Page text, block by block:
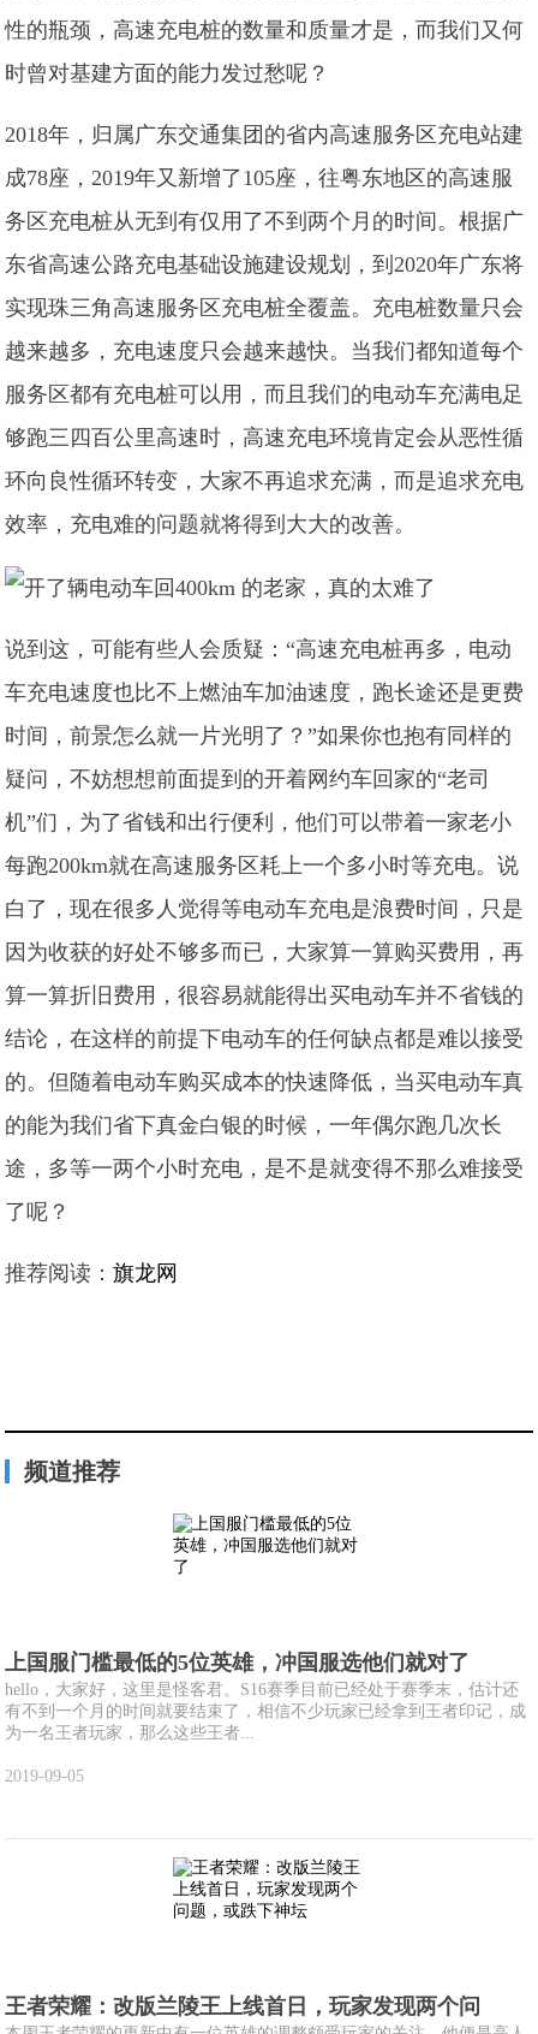
性的瓶颈，高速充电桩的数量和质量才是，而我们又何
时曾对基建方面的能力发过愁呢？
2018年，归属广东交通集团的省内高速服务区充电站建
成78座，2019年又新增了105座，往粤东地区的高速服
务区充电桩从无到有仅用了不到两个月的时间。根据广
东省高速公路充电基础设施建设规划，到2020年广东将
实现珠三角高速服务区充电桩全覆盖。充电桩数量只会
越来越多，充电速度只会越来越快。当我们都知道每个
服务区都有充电桩可以用，而且我们的电动车充满电足
够跑三四百公里高速时，高速充电环境肯定会从恶性循
环向良性循环转变，大家不再追求充满，而是追求充电
效率，充电难的问题就将得到大大的改善。
说到这，可能有些人会质疑：“高速充电桩再多，电动
车充电速度也比不上燃油车加油速度，跑长途还是更费
时间，前景怎么就一片光明了？”如果你也抱有同样的
疑问，不妨想想前面提到的开着网约车回家的“老司
机”们，为了省钱和出行便利，他们可以带着一家老小
每跑200km就在高速服务区耗上一个多小时等充电。说
白了，现在很多人觉得等电动车充电是浪费时间，只是
因为收获的好处不够多而已，大家算一算购买费用，再
算一算折旧费用，很容易就能得出买电动车并不省钱的
结论，在这样的前提下电动车的任何缺点都是难以接受
的。但随着电动车购买成本的快速降低，当买电动车真
的能为我们省下真金白银的时候，一年偶尔跑几次长
途，多等一两个小时充电，是不是就变得不那么难接受
了呢？
推荐阅读：旗龙网
频道推荐
上国服门槛最低的5位英雄，冲国服选他们就对了
hello，大家好，这里是怪客君。S16赛季目前已经处于赛季末，估计还
有不到一个月的时间就要结束了，相信不少玩家已经拿到王者印记，成
为一名王者玩家，那么这些王者...
2019-09-05
王者荣耀：改版兰陵王上线首日，玩家发现两个问